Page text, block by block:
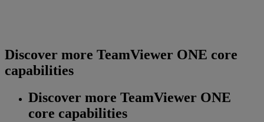
Discover more TeamViewer ONE core
capabilities
Discover more TeamViewer ONE
core capabilities